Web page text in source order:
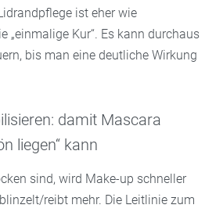
ist eher wie
„einmalige Kur“. Es kann durchaus
bis man eine deutliche Wirkung
damit Mascara
liegen“ kann
sind, wird Make-up schneller
reibt mehr. Die Leitlinie zum